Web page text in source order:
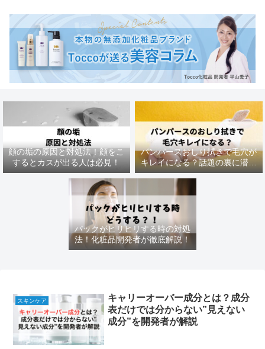
顔の垢の原因と対処法！顔をこ
するとカスが出る人は必見！
パンパースおしり拭きで毛穴が
キレイになる？話題の裏に潜む
リスクと正しい毛穴ケア
パックがヒリヒリする時の対処
法！化粧品開発者が徹底解説！
スキンケア
キャリーオーバー成分とは？成分
表だけでは分からない”見えない
成分”を開発者が解説